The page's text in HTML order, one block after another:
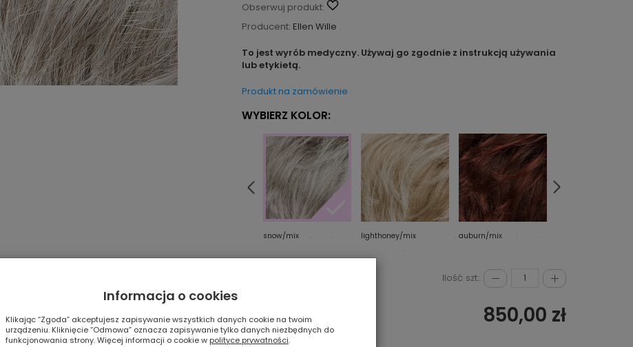
Obserwuj produkt:
Producent: Ellen Wille
To jest wyrób medyczny. Używaj go zgodnie z instrukcją używania
lub etykietą.
Produkt na zamówienie
WYBIERZ KOLOR:
snow/mix lighthoney/mix auburn/mix
Ilość szt.:
850,00 zł
Informacja o cookies
Klikając “Zgoda” akceptujesz zapisywanie wszystkich danych cookie na twoim
urządzeniu. Kliknięcie “Odmowa” oznacza zapisywanie tylko danych niezbędnych do
funkcjonowania strony. Więcej informacji o cookie w polityce prywatności.